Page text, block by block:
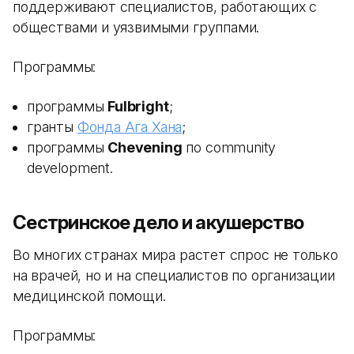
поддерживают специалистов, работающих с
обществами и уязвимыми группами.
Программы:
программы Fulbright;
гранты Фонда Ага Хана;
программы Chevening по community
development.
Сестринское дело и акушерство
Во многих странах мира растет спрос не только
на врачей, но и на специалистов по организации
медицинской помощи.
Программы: